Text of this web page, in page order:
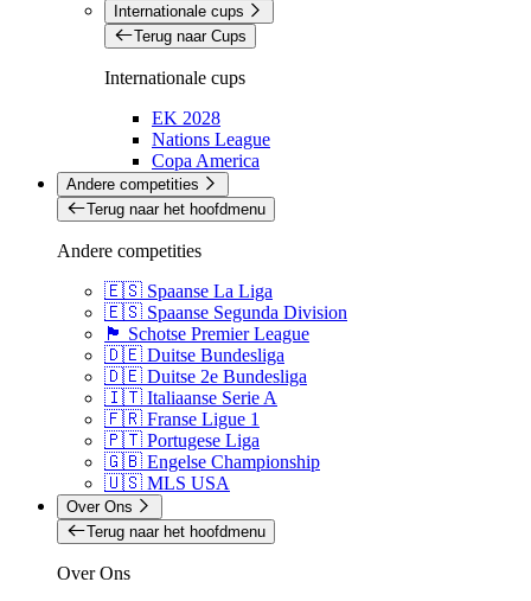
Internationale cups
Terug naar Cups
Internationale cups
EK 2028
Nations League
Copa America
Andere competities
Terug naar het hoofdmenu
Andere competities
🇪🇸 Spaanse La Liga
🇪🇸 Spaanse Segunda Division
🏴󠁧󠁢󠁳󠁣󠁴󠁿 Schotse Premier League
🇩🇪 Duitse Bundesliga
🇩🇪 Duitse 2e Bundesliga
🇮🇹 Italiaanse Serie A
🇫🇷 Franse Ligue 1
🇵🇹 Portugese Liga
🇬🇧 Engelse Championship
🇺🇸 MLS USA
Over Ons
Terug naar het hoofdmenu
Over Ons